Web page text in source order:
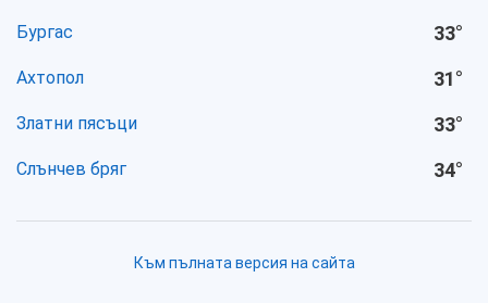
Бургас 33°
Ахтопол 31°
Златни пясъци 33°
Слънчев бряг 34°
Към пълната версия на сайта